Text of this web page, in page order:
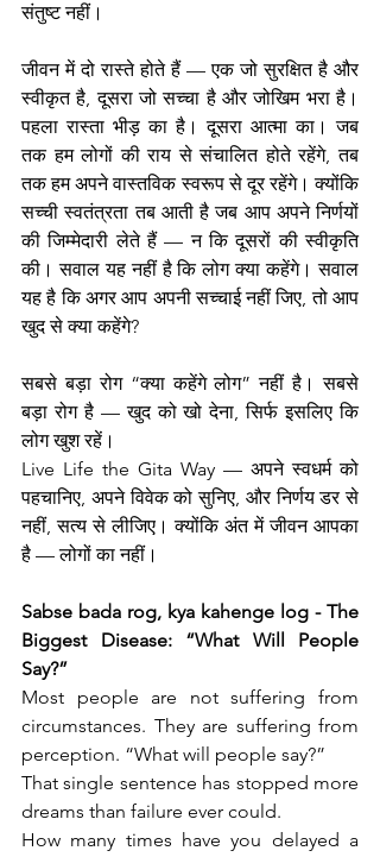
संतुष्ट नहीं।
जीवन में दो रास्ते होते हैं — एक जो सुरक्षित है और
स्वीकृत है, दूसरा जो सच्चा है और जोखिम भरा है।
पहला रास्ता भीड़ का है। दूसरा आत्मा का। जब
तक हम लोगों की राय से संचालित होते रहेंगे, तब
तक हम अपने वास्तविक स्वरूप से दूर रहेंगे। क्योंकि
सच्ची स्वतंत्रता तब आती है जब आप अपने निर्णयों
की जिम्मेदारी लेते हैं — न कि दूसरों की स्वीकृति
की। सवाल यह नहीं है कि लोग क्या कहेंगे। सवाल
यह है कि अगर आप अपनी सच्चाई नहीं जिए, तो आप
खुद से क्या कहेंगे?
सबसे बड़ा रोग “क्या कहेंगे लोग” नहीं है। सबसे
बड़ा रोग है — खुद को खो देना, सिर्फ इसलिए कि
लोग खुश रहें।
Live Life the Gita Way — अपने स्वधर्म को
पहचानिए, अपने विवेक को सुनिए, और निर्णय डर से
नहीं, सत्य से लीजिए। क्योंकि अंत में जीवन आपका
है — लोगों का नहीं।
Sabse bada rog, kya kahenge log - The
Biggest Disease: “What Will People
Say?”
Most people are not suffering from
circumstances. They are suffering from
perception. “What will people say?”
That single sentence has stopped more
dreams than failure ever could.
How many times have you delayed a